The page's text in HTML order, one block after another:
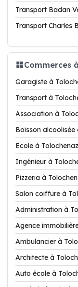
Transport Badan
Transport Charles
Commerces
Garagiste à
Transport à
Association à
Boisson alcoolisée
Ecole à Tolochenaz
Ingénieur à
Pizzeria à
Salon coiffure à
Administration à
Agence
Ambulancier à
Architecte à
Auto école à